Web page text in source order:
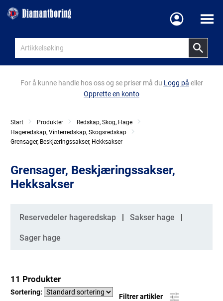
Meny
For å kunne handle hos oss og se priser må du Logg på eller
Opprette en konto
Start Produkter
Redskap, Skog, Hage
Hageredskap, Vinterredskap, Skogsredskap
Grensager, Beskjæringssakser, Hekksakser
Grensager, Beskjæringssakser,
Hekksakser
Kategorier
Reservedeler hageredskap Sakser hage
Sager hage
11 Produkter
Sortering:
Filtrer artikler